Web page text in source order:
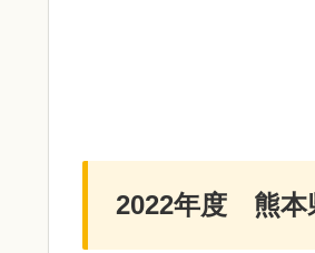
2022年度 熊本